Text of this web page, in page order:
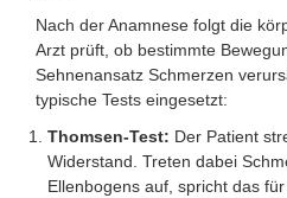
Nach der Anamnese folgt die
Arzt prüft, ob bestimmte
Sehnenansatz Schmerzen
typische Tests eingesetzt:
Thomsen-Test: Der Patient
Widerstand. Treten dabei
Ellenbogens auf, spricht das für